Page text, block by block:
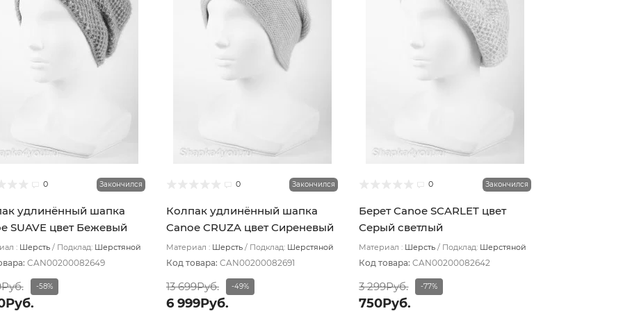
0 Закончился
удлинённый шапка
SUAVE цвет Бежевый
: Шерсть Подклад: Шерстяной
CAN00200082649
-58%
0 Закончился
Колпак удлинённый шапка
Canoe CRUZA цвет Сиреневый
светлый
Материал : Шерсть Подклад: Шерстяной
Код товара: CAN00200082691
13 699Руб. -49%
6 999Руб.
0 Закончился
Берет Canoe SCARLET цвет
Серый светлый
Материал : Шерсть Подклад: Шерстяной
Код товара:CAN00200082642
3 299Руб. -77%
750Руб.